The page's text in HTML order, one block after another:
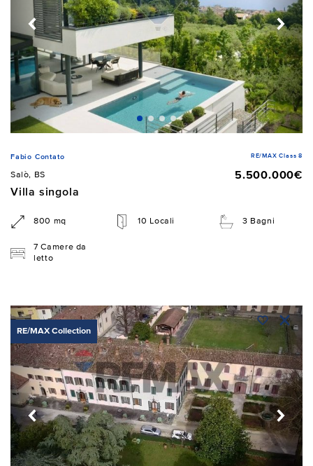
Fabio Contato RE/MAX Class 8
Salò, BS
5.500.000€
Villa singola
800 mq 10 Locali 3 Bagni
7 Camere da
letto
RE/MAX Collection